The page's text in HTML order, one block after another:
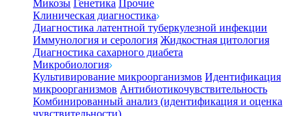
Микозы Генетика Прочие
Клиническая диагностика
Диагностика латентной туберкулезной инфекции
Иммунология и серология Жидкостная цитология
Диагностика сахарного диабета
Микробиология
Культивирование микроорганизмов Идентификация
микроорганизмов Антибиотикочувствительность
Комбинированный анализ (идентификация и оценка
чувствительности)